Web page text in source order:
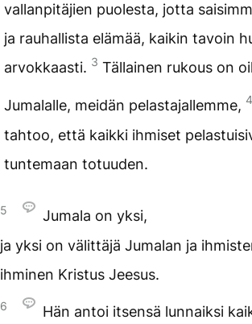
vallanpitäjien puolesta, jotta
ja rauhallista elämää, kaikin tavoin
arvokkaasti. 3 Tällainen rukous on
Jumalalle, meidän pelastajallemme, 4
tahtoo, että kaikki ihmiset
tuntemaan totuuden.
5
Jumala on yksi,
ja yksi on välittäjä Jumalan ja
ihminen Kristus Jeesus.
6
Hän antoi itsensä lunnaiksi